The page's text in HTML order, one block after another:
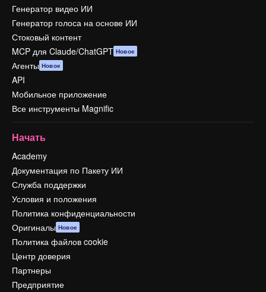
Генератор видео ИИ
Генератор голоса на основе ИИ
Стоковый контент
MCP для Claude/ChatGPT Новое
Агенты Новое
API
Мобильное приложение
Все инструменты Magnific
Начать
Academy
Документация по Пакету ИИ
Служба поддержки
Условия и положения
Политика конфиденциальности
Оригиналы Новое
Политика файлов cookie
Центр доверия
Партнеры
Предприятие